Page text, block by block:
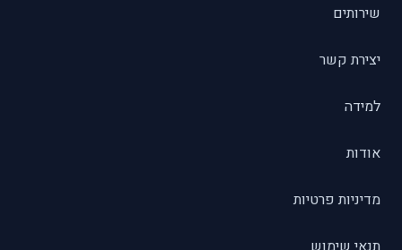
שירותים
יצירת קשר
למידה
אודות
מדיניות פרטיות